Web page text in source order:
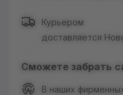
Курьером
доставляется
Сможете забрать
В наших